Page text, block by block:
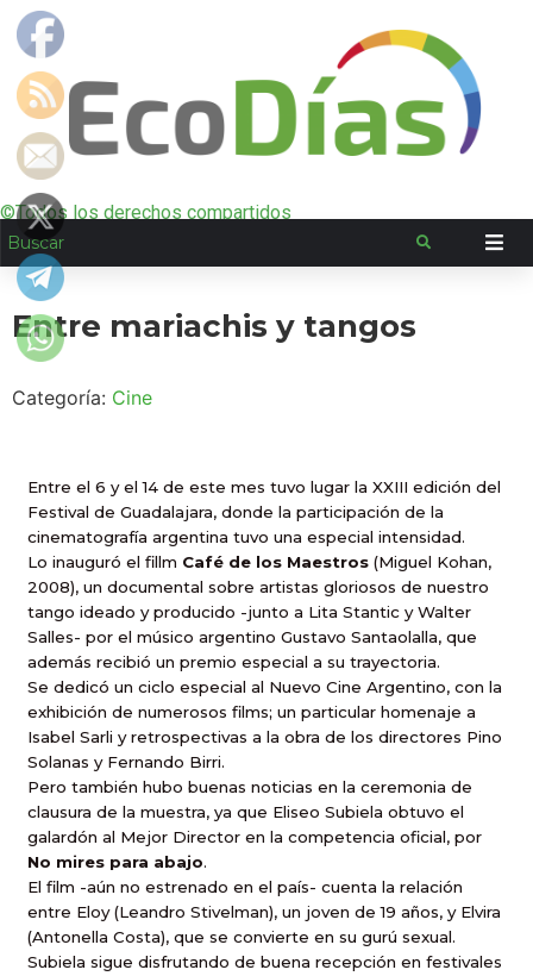
©Todos los derechos compartidos
Entre mariachis y tangos
Categoría: Cine
Entre el 6 y el 14 de este mes tuvo lugar la XXIII edición del
Festival de Guadalajara, donde la participación de la
cinematografía argentina tuvo una especial intensidad.
Lo inauguró el fillm Café de los Maestros (Miguel Kohan,
2008), un documental sobre artistas gloriosos de nuestro
tango ideado y producido -junto a Lita Stantic y Walter
Salles- por el músico argentino Gustavo Santaolalla, que
además recibió un premio especial a su trayectoria.
Se dedicó un ciclo especial al Nuevo Cine Argentino, con la
exhibición de numerosos films; un particular homenaje a
Isabel Sarli y retrospectivas a la obra de los directores Pino
Solanas y Fernando Birri.
Pero también hubo buenas noticias en la ceremonia de
clausura de la muestra, ya que Eliseo Subiela obtuvo el
galardón al Mejor Director en la competencia oficial, por
No mires para abajo.
El film -aún no estrenado en el país- cuenta la relación
entre Eloy (Leandro Stivelman), un joven de 19 años, y Elvira
(Antonella Costa), que se convierte en su gurú sexual.
Subiela sigue disfrutando de buena recepción en festivales